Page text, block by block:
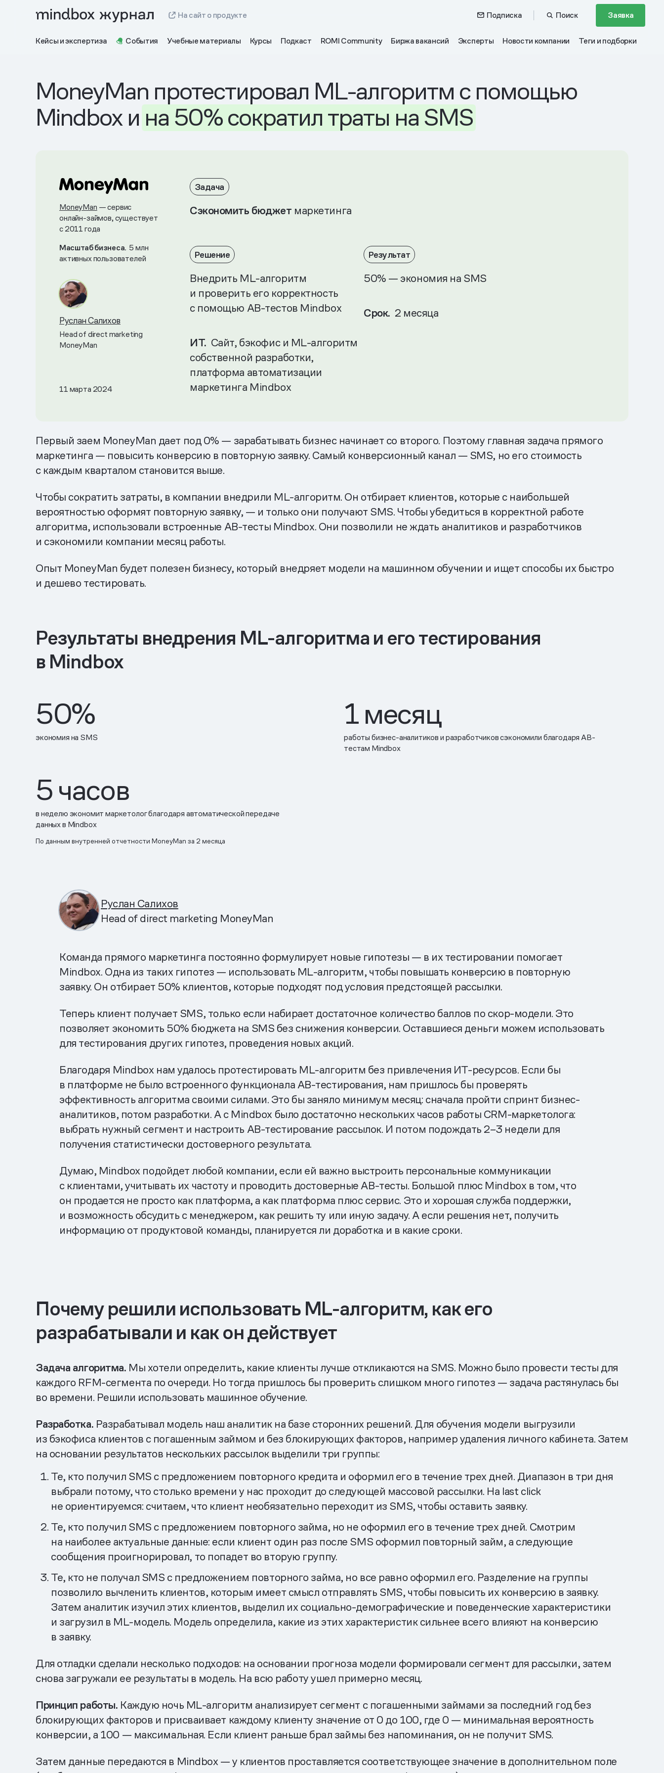
На сайт о продукте Подписка Поиск Заявка
Кейсы и экспертиза События Учебные материалы Курсы Подкаст ROMI Community Биржа вакансий Эксперты Новости компании Теги и подборки
MoneyMan протестировал ML-алгоритм с помощью
Mindbox и на 50%сократилтраты наSMS
MoneyMan — сервис
онлайн-займов, существует
с 2011 года
Масштаб бизнеса. 5 млн
активных пользователей
Руслан Салихов
Head of direct marketing
MoneyMan
Задача
Сэкономить бюджет маркетинга
Решение
Внедрить ML-алгоритм
и проверить его корректность
с помощью AB-тестов Mindbox
ИТ. Сайт, бэкофис и ML-алгоритм
собственной разработки,
платформа автоматизации
маркетинга Mindbox
Результат
50% — экономия на SMS
Срок. 2 месяца
11 марта 2024
Первый заем MoneyMan дает под 0% — зарабатывать бизнес начинает со второго. Поэтому главная задача прямого
маркетинга — повысить конверсию в повторную заявку. Самый конверсионный канал — SMS, но его стоимость
с каждым кварталом становится выше.
Чтобы сократить затраты, в компании внедрили ML-алгоритм. Он отбирает клиентов, которые с наибольшей
вероятностью оформят повторную заявку, — и только они получают SMS. Чтобы убедиться в корректной работе
алгоритма, использовали встроенные AB-тесты Mindbox. Они позволили не ждать аналитиков и разработчиков
и сэкономили компании месяц работы.
Опыт MoneyMan будет полезен бизнесу, который внедряет модели на машинном обучении и ищет способы их быстро
и дешево тестировать.
Результаты внедрения ML-алгоритма и его тестирования
в Mindbox
50%
экономия на SMS
1 месяц
работы бизнес-аналитиков и разработчиков сэкономили благодаря AB-
тестам Mindbox
5 часов
в неделю экономит маркетолог благодаря автоматической передаче
данных в Mindbox
По данным внутренней отчетности MoneyMan за 2 месяца
Руслан Салихов
Head of direct marketing MoneyMan
Команда прямого маркетинга постоянно формулирует новые гипотезы — в их тестировании помогает
Mindbox. Одна из таких гипотез — использовать ML-алгоритм, чтобы повышать конверсию в повторную
заявку. Он отбирает 50% клиентов, которые подходят под условия предстоящей рассылки.
Теперь клиент получает SMS, только если набирает достаточное количество баллов по скор-модели. Это
позволяет экономить 50% бюджета на SMS без снижения конверсии. Оставшиеся деньги можем использовать
для тестирования других гипотез, проведения новых акций.
Благодаря Mindbox нам удалось протестировать ML-алгоритм без привлечения ИТ-ресурсов. Если бы
в платформе не было встроенного функционала AB-тестирования, нам пришлось бы проверять
эффективность алгоритма своими силами. Это бы заняло минимум месяц: сначала пройти спринт бизнес-
аналитиков, потом разработки. А с Mindbox было достаточно нескольких часов работы CRM-маркетолога:
выбрать нужный сегмент и настроить AB-тестирование рассылок. И потом подождать 2–3 недели для
получения статистически достоверного результата.
Думаю, Mindbox подойдет любой компании, если ей важно выстроить персональные коммуникации
с клиентами, учитывать их частоту и проводить достоверные AB-тесты. Большой плюс Mindbox в том, что
он продается не просто как платформа, а как платформа плюс сервис. Это и хорошая служба поддержки,
и возможность обсудить с менеджером, как решить ту или иную задачу. А если решения нет, получить
информацию от продуктовой команды, планируется ли доработка и в какие сроки.
Почему решили использовать ML-алгоритм, как его
разрабатывали и как он действует
Задача алгоритма. Мы хотели определить, какие клиенты лучше откликаются на SMS. Можно было провести тесты для
каждого RFM-сегмента по очереди. Но тогда пришлось бы проверить слишком много гипотез — задача растянулась бы
во времени. Решили использовать машинное обучение.
Разработка. Разрабатывал модель наш аналитик на базе сторонних решений. Для обучения модели выгрузили
из бэкофиса клиентов с погашенным займом и без блокирующих факторов, например удаления личного кабинета. Затем
на основании результатов нескольких рассылок выделили три группы:
Те, кто получил SMS с предложением повторного кредита и оформил его в течение трех дней. Диапазон в три дня
выбрали потому, что столько времени у нас проходит до следующей массовой рассылки. На last click
не ориентируемся: считаем, что клиент необязательно переходит из SMS, чтобы оставить заявку.
Те, кто получил SMS с предложением повторного займа, но не оформил его в течение трех дней. Смотрим
на наиболее актуальные данные: если клиент один раз после SMS оформил повторный займ, а следующие
сообщения проигнорировал, то попадет во вторую группу.
Те, кто не получал SMS с предложением повторного займа, но все равно оформил его. Разделение на группы
позволило вычленить клиентов, которым имеет смысл отправлять SMS, чтобы повысить их конверсию в заявку.
Затем аналитик изучил этих клиентов, выделил их социально-демографические и поведенческие характеристики
и загрузил в ML-модель. Модель определила, какие из этих характеристик сильнее всего влияют на конверсию
в заявку.
Для отладки сделали несколько подходов: на основании прогноза модели формировали сегмент для рассылки, затем
снова загружали ее результаты в модель. На всю работу ушел примерно месяц.
Принцип работы. Каждую ночь ML-алгоритм анализирует сегмент с погашенными займами за последний год без
блокирующих факторов и присваивает каждому клиенту значение от 0 до 100, где 0 — минимальная вероятность
конверсии, а 100 — максимальная. Если клиент раньше брал займы без напоминания, он не получит SMS.
Затем данные передаются в Mindbox — у клиентов проставляется соответствующее значение в дополнительном поле